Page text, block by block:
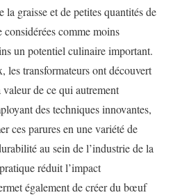
graisse et de petites quantités de
comme moins
un potentiel culinaire important.
les transformateurs ont découvert
de ce qui autrement
des techniques innovantes,
ces parures en une variété de
au sein de l’industrie de la
réduit l’impact
également de créer du bœuf